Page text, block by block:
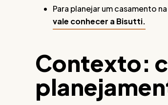
Para planejar um casamento
vale conhecer a Bisutti.
Contexto: